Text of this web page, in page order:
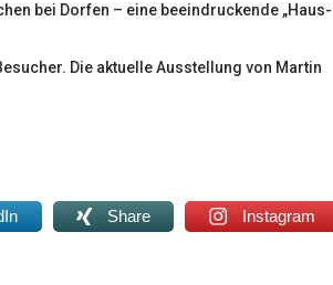
bei Dorfen – eine beeindruckende „Haus-
Die aktuelle Ausstellung von Martin
Share Instagram